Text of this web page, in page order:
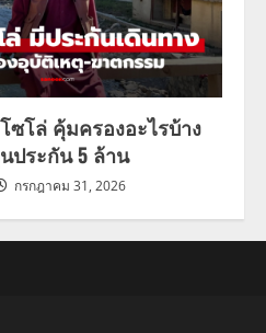
ซโล่ คุ้มครองอะไรบ้าง
ประกัน 5 ล้าน
กรกฎาคม 31, 2026